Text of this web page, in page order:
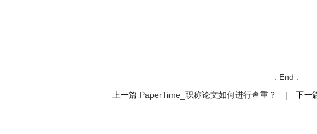
. End .
上一篇 PaperTime_职称论文如何进行查重？ | 下一